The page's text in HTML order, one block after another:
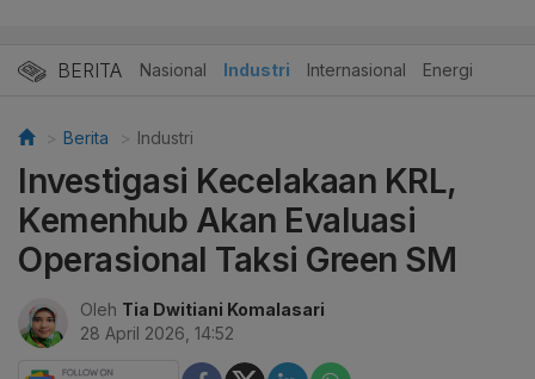
BERITA Nasional Industri Internasional Energi
Berita Industri
Investigasi Kecelakaan KRL,
Kemenhub Akan Evaluasi
Operasional Taksi Green SM
Oleh Tia Dwitiani Komalasari
28 April 2026, 14:52